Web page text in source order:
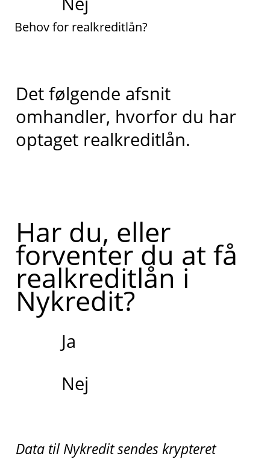
Behov for realkreditlån?
Det følgende afsnit
omhandler, hvorfor du har
optaget realkreditlån.
Har du, eller
forventer du at få
realkreditlån i
Nykredit?
Ja
Nej
Data til Nykredit sendes krypteret